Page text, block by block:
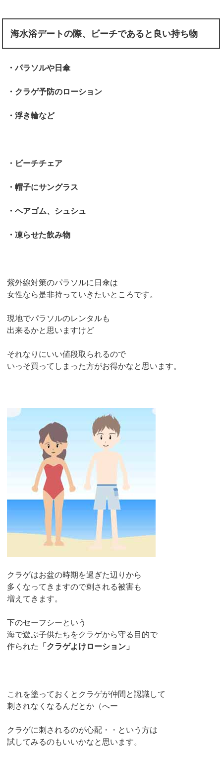
海水浴デートの際、ビーチであると良い持ち物
・パラソルや日傘
・クラゲ予防のローション
・浮き輪など
・ビーチチェア
・帽子にサングラス
・ヘアゴム、シュシュ
・凍らせた飲み物
紫外線対策のパラソルに日傘は
女性なら是非持っていきたいところです。
現地でパラソルのレンタルも
出来るかと思いますけど
それなりにいい値段取られるので
いっそ買ってしまった方がお得かなと思います。
クラゲはお盆の時期を過ぎた辺りから
多くなってきますので刺される被害も
増えてきます。
下のセーフシーという
海で遊ぶ子供たちをクラゲから守る目的で
作られた
「クラゲよけローション」
これを塗っておくとクラゲが仲間と認識して
刺されなくなるんだとか（へー
クラゲに刺されるのが心配・・という方は
試してみるのもいいかなと思います。